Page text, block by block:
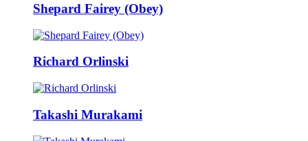
Shepard Fairey (Obey)
Richard Orlinski
Takashi Murakami